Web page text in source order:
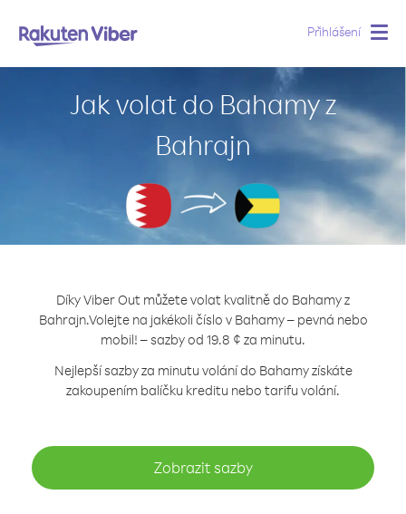
Přihlášení
Jak volat do Bahamy z
Bahrajn
Díky Viber Out můžete volat kvalitně do Bahamy z
Bahrajn.Volejte na jakékoli číslo v Bahamy – pevná nebo
mobil! – sazby od 19.8 ¢ za minutu.
Nejlepší sazby za minutu volání do Bahamy získáte
zakoupením balíčku kreditu nebo tarifu volání.
Zobrazit sazby